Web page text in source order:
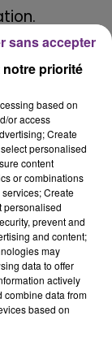
en
notre priorité
based on
or access
Create
personalised
content
or combinations
Create
personalised
prevent and
and content;
may
data to offer
actively
combine data from
based on
sans accepter